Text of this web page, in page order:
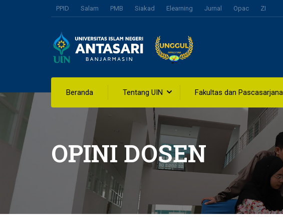
PPID Salam PMB Siakad Elearning Jurnal Opac ZI
Beranda Tentang UIN Fakultas dan Pascasarjana
OPINI DOSEN